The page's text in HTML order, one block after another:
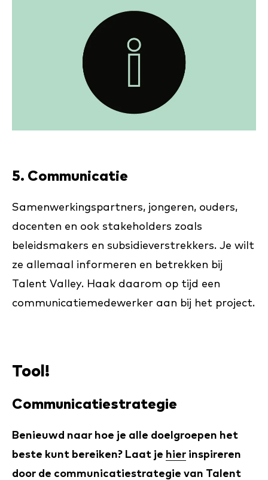
5. Communicatie
Samenwerkingspartners, jongeren, ouders,
docenten en ook stakeholders zoals
beleidsmakers en subsidieverstrekkers. Je wilt
ze allemaal informeren en betrekken bij
Talent Valley. Haak daarom op tijd een
communicatiemedewerker aan bij het project.
Tool!
Communicatiestrategie
Benieuwd naar hoe je alle doelgroepen het
beste kunt bereiken? Laat je hier inspireren
door de communicatiestrategie van Talent